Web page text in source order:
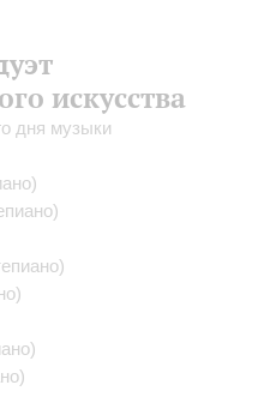
искусства
дня музыки